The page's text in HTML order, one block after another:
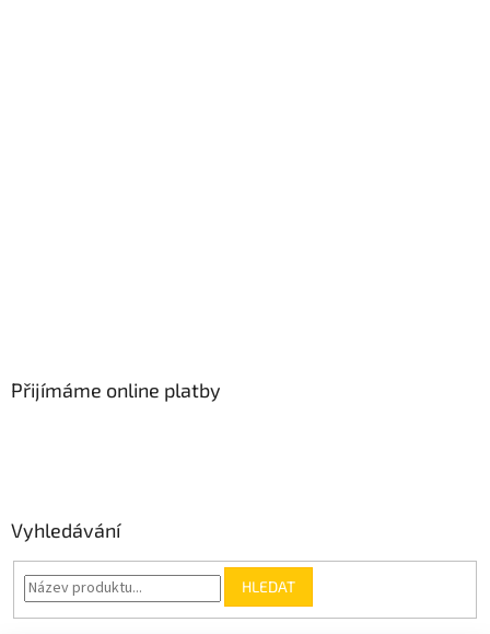
Přijímáme online platby
Vyhledávání
HLEDAT